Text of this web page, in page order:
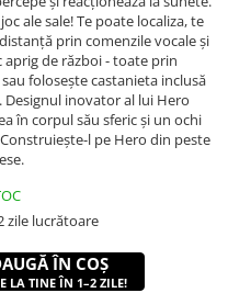
ale sale! Te poate localiza, te
prin comenzile vocale și
de război - toate prin
folosește castanieta inclusă
inovator al lui Hero
în corpul său sferic și un ochi
l pe Hero din peste
zile lucrătoare
ÎN COȘ
LA TINE ÎN 1–2 ZILE!